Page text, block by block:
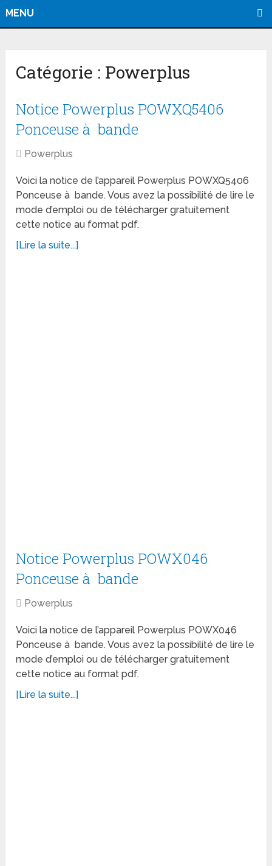
MENU
Catégorie : Powerplus
Notice Powerplus POWXQ5406
Ponceuse à bande
Powerplus
Voici la notice de l’appareil Powerplus POWXQ5406
Ponceuse à bande. Vous avez la possibilité de lire le
mode d’emploi ou de télécharger gratuitement
cette notice au format pdf.
[Lire la suite...]
Notice Powerplus POWX046
Ponceuse à bande
Powerplus
Voici la notice de l’appareil Powerplus POWX046
Ponceuse à bande. Vous avez la possibilité de lire le
mode d’emploi ou de télécharger gratuitement
cette notice au format pdf.
[Lire la suite...]